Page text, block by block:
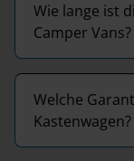
Wie lange ist
Camper Vans?
Welche
Kastenwagen?